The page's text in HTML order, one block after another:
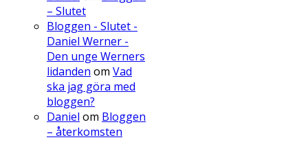
– Slutet
Bloggen - Slutet -
Daniel Werner -
Den unge Werners
lidanden om Vad
ska jag göra med
bloggen?
Daniel om Bloggen
– återkomsten